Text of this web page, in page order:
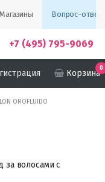
Магазины Вопрос-ответ
+7 (495) 795-9069
Корзина
0
OROFLUIDO
за волосами с